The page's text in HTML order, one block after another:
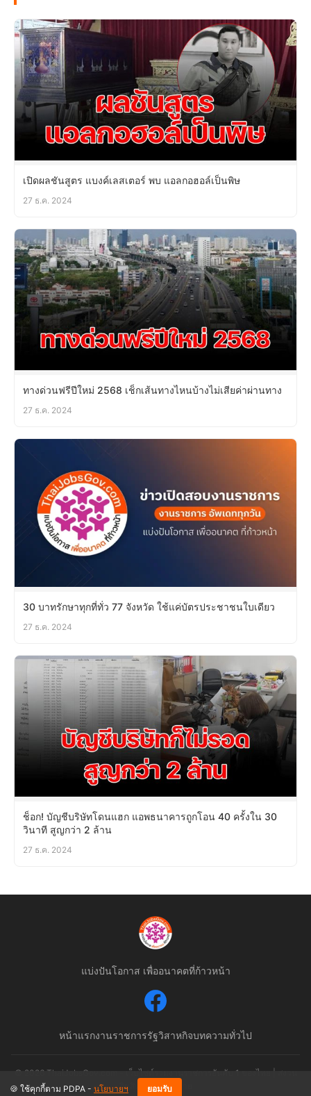
เปิดผลชันสูตร แบงค์เลสเตอร์ พบ แอลกอฮอล์เป็นพิษ
27 ธ.ค. 2024
ทางด่วนฟรีปีใหม่ 2568 เช็กเส้นทางไหนบ้างไม่เสียค่าผ่านทาง
27 ธ.ค. 2024
30 บาทรักษาทุกที่ทั่ว 77 จังหวัด ใช้แค่บัตรประชาชนใบเดียว
27 ธ.ค. 2024
ช็อก! บัญชีบริษัทโดนแฮก แอพธนาคารถูกโอน 40 ครั้งใน 30
วินาที สูญกว่า 2 ล้าน
27 ธ.ค. 2024
แบ่งปันโอกาส เพื่ออนาคตที่ก้าวหน้า
หน้าแรกงานราชการรัฐวิสาหกิจบทความทั่วไป
© 2026 ThaiJobsGov.com - เว็บไซต์รวมงานราชการอันดับ 1 ของไทย | สงวน
ลิขสิทธิ์ตามกฎหมาย
🍪 ใช้คุกกี้ตาม PDPA - นโยบายฯ ยอมรับ